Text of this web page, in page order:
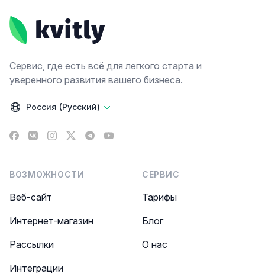
Сервис, где есть всё для легкого старта и
уверенного развития вашего бизнеса.
Россия (Русский)
Facebook
VK Instagram
X TelegramYouTube
ВОЗМОЖНОСТИ
Веб-сайт
Интернет-магазин
Рассылки
Интеграции
СЕРВИС
Тарифы
Блог
О нас